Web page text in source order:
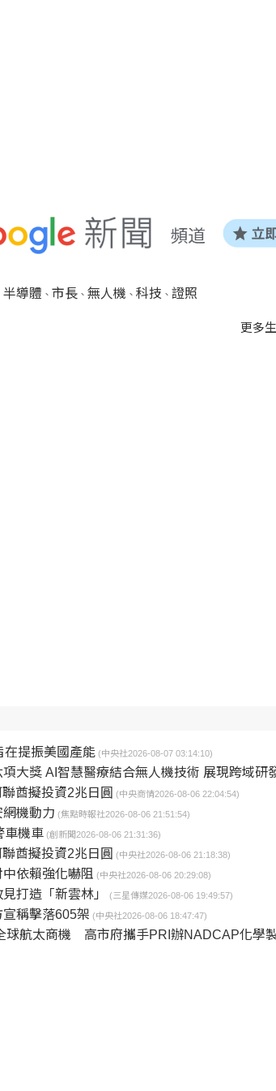
半導體 、 市長、 無人機 、 科技 、 證照
更多
提振美國產能 (中央社2026-08-07 03:14:10)
大獎 AI智慧醫療結合無人機技術 展現跨域研
酋擬投資2兆日圓 (中央商情2026-08-06 22:04:54)
機動力 (焦點時報社2026-08-06 21:51:54)
車機車 (創新聞2026-08-06 21:31:36)
酋擬投資2兆日圓 (中央社2026-08-06 21:18:38)
依賴強化嚇阻 (中央社2026-08-06 20:29:08)
打造「新雲林」 (三星傳媒2026-08-06 19:49:57)
稱擊落605架 (中央社2026-08-06 18:47:47)
航太商機 高市府攜手PRI辦NADCAP化學製